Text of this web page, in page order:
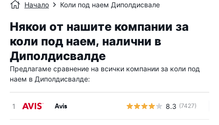
Начало Коли под наем Диполдисвале
Някои от нашите компании за
коли под наем, налични в
Диполдисвалде
Предлагаме сравнение на всички компании за коли под
наем в Диполдисвалде:
Avis 8.3 (7427)